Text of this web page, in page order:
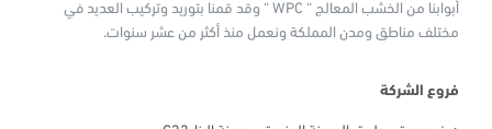
أبوابنا من الخشب المعالج “ WPC “ وقد قمنا بتوريد وتركيب العديد في
مختلف مناطق ومدن المملكة ونعمل منذ أكثر من عشر سنوات.
فروع الشركة